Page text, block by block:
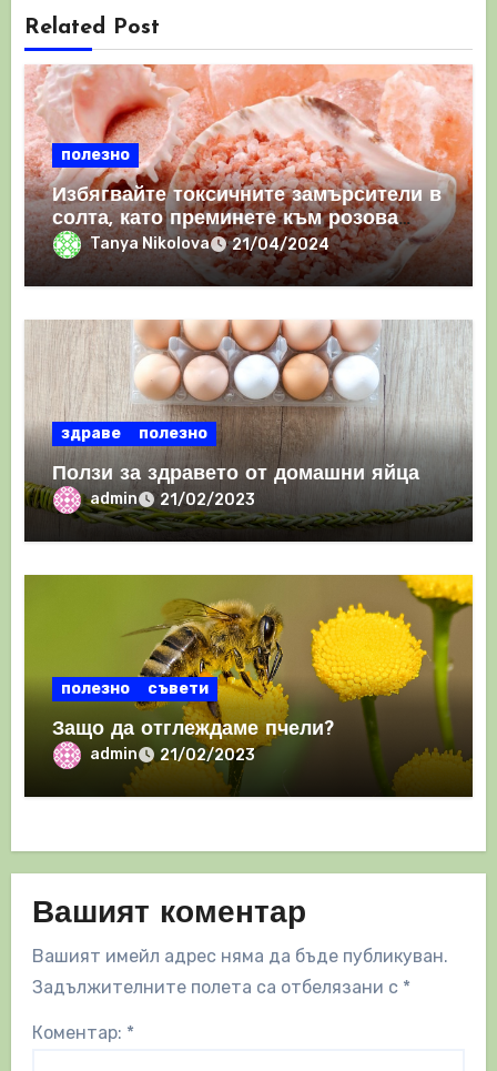
Related Post
полезно
Избягвайте токсичните замърсители в
солта, като преминете към розова
хималайска сол
Tanya Nikolova 21/04/2024
здраве полезно
Ползи за здравето от домашни яйца
admin 21/02/2023
полезно съвети
Защо да отглеждаме пчели?
admin 21/02/2023
Вашият коментар
Вашият имейл адрес няма да бъде публикуван.
Задължителните полета са отбелязани с *
Коментар: *